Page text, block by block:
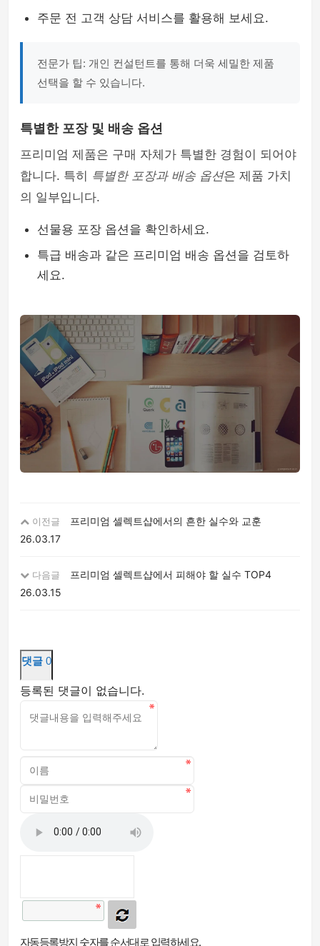
주문 전 고객 상담 서비스를 활용해 보세요.
전문가 팁: 개인 컨설턴트를 통해 더욱 세밀한 제품
선택을 할 수 있습니다.
특별한 포장 및 배송 옵션
프리미엄 제품은 구매 자체가 특별한 경험이 되어야
합니다. 특히 특별한 포장과 배송 옵션은 제품 가치
의 일부입니다.
선물용 포장 옵션을 확인하세요.
특급 배송과 같은 프리미엄 배송 옵션을 검토하
세요.
이전글
프리미엄 셀렉트샵에서의 흔한 실수와 교훈
26.03.17
다음글
프리미엄 셀렉트샵에서 피해야 할 실수 TOP4
26.03.15
댓글 0
등록된 댓글이 없습니다.
자동등록방지 숫자를 순서대로 입력하세요.